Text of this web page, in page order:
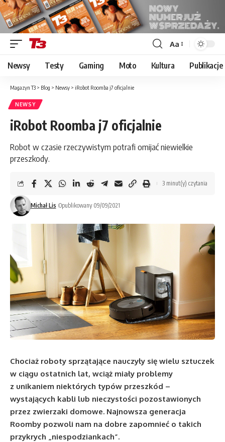
Font
Resizer
Aa
Newsy Testy Gaming Moto Kultura Publikacje
Magazyn T3 > Blog > Newsy > iRobot Roomba j7 oficjalnie
NEWSY
iRobot Roomba j7 oficjalnie
Robot w czasie rzeczywistym potrafi omijać niewielkie
przeszkody.
Michał Lis Opublikowany 09/09/2021
3 minut(y) czytania
Chociaż roboty sprzątające nauczyły się wielu sztuczek
w ciągu ostatnich lat, wciąż miały problemy
z unikaniem niektórych typów przeszkód –
wystających kabli lub nieczystości pozostawionych
przez zwierzaki domowe. Najnowsza generacja
Roomby pozwoli nam na dobre zapomnieć o takich
przykrych „niespodziankach”.